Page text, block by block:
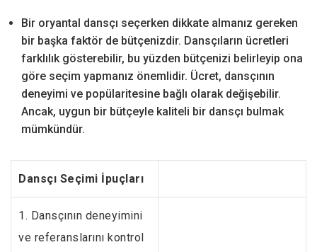
Bir oryantal dansçı seçerken dikkate almanız gereken
bir başka faktör de bütçenizdir. Dansçıların ücretleri
farklılık gösterebilir, bu yüzden bütçenizi belirleyip ona
göre seçim yapmanız önemlidir. Ücret, dansçının
deneyimi ve popülaritesine bağlı olarak değişebilir.
Ancak, uygun bir bütçeyle kaliteli bir dansçı bulmak
mümkündür.
Dansçı Seçimi İpuçları
1. Dansçının deneyimini
ve referanslarını kontrol